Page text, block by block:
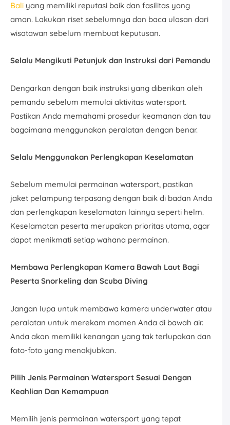
Bali yang memiliki reputasi baik dan fasilitas yang
aman. Lakukan riset sebelumnya dan baca ulasan dari
wisatawan sebelum membuat keputusan.
Selalu Mengikuti Petunjuk dan Instruksi dari Pemandu
Dengarkan dengan baik instruksi yang diberikan oleh
pemandu sebelum memulai aktivitas watersport.
Pastikan Anda memahami prosedur keamanan dan tau
bagaimana menggunakan peralatan dengan benar.
Selalu Menggunakan Perlengkapan Keselamatan
Sebelum memulai permainan watersport, pastikan
jaket pelampung terpasang dengan baik di badan Anda
dan perlengkapan keselamatan lainnya seperti helm.
Keselamatan peserta merupakan prioritas utama, agar
dapat menikmati setiap wahana permainan.
Membawa Perlengkapan Kamera Bawah Laut Bagi
Peserta Snorkeling dan Scuba Diving
Jangan lupa untuk membawa kamera underwater atau
peralatan untuk merekam momen Anda di bawah air.
Anda akan memiliki kenangan yang tak terlupakan dan
foto-foto yang menakjubkan.
Pilih Jenis Permainan Watersport Sesuai Dengan
Keahlian Dan Kemampuan
Memilih jenis permainan watersport yang tepat